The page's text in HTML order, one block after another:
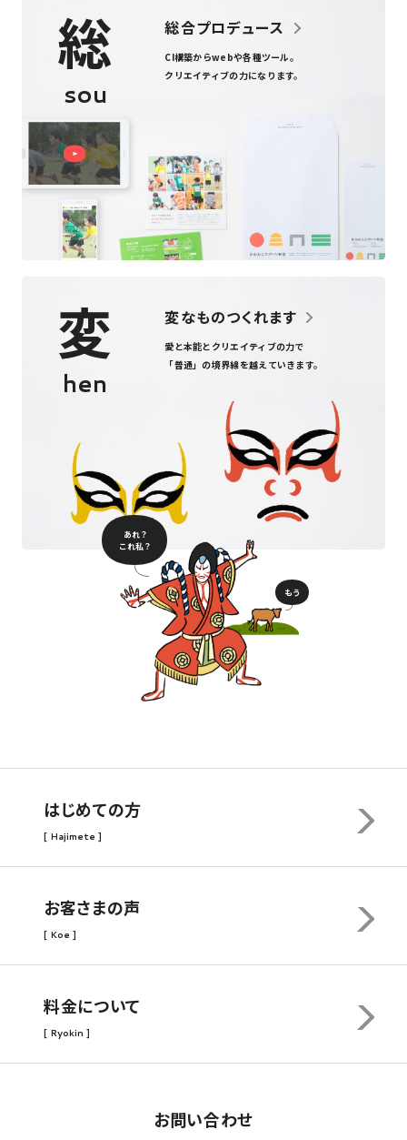
総
sou
総合プロデュース
CI構築からwebや各種ツール。
クリエイティブの力になります。
変
hen
変なものつくれます
愛と本能とクリエイティブの力で
「普通」の境界線を越えていきます。
あれ？
これ私？
もう
はじめての方
[ Hajimete ]
お客さまの声
[ Koe ]
料金について
[ Ryokin ]
お問い合わせ